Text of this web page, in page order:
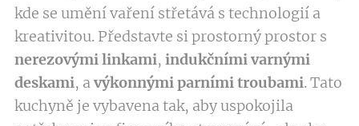
kde se umění vaření střetává s technologií a
kreativitou. Představte si prostorný prostor s
nerezovými linkami, indukčními varnými
deskami, avýkonnými parními troubami. Tato
kuchyně je vybavena tak, aby uspokojila